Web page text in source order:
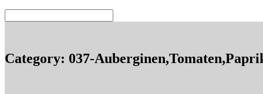
nach:
Category: 037-